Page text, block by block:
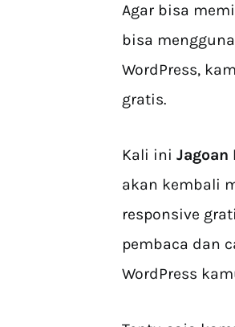
Agar bisa
bisa
WordPress,
gratis.
Kali ini Jagoan
akan kembali
responsive
pembaca dan
WordPress